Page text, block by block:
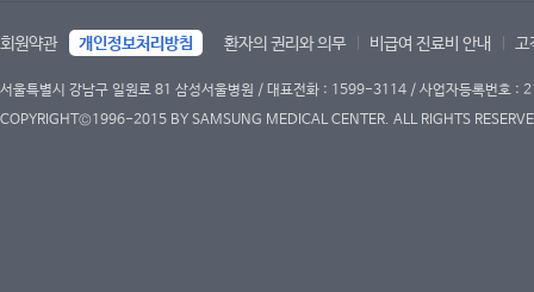
회원약관 개인정보처리방침 환자의 권리와 의무 비급여 진료비 안내 고
서울특별시 강남구 일원로 81 삼성서울병원 / 대표전화 : 1599-3114 / 사업자등록번호
COPYRIGHT©1996-2015 BY SAMSUNG MEDICAL CENTER. ALL RIGHTS